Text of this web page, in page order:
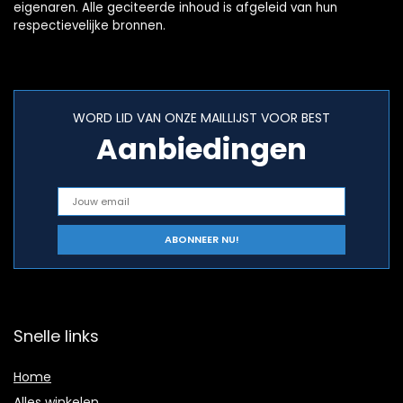
eigenaren. Alle geciteerde inhoud is afgeleid van hun
respectievelijke bronnen.
WORD LID VAN ONZE MAILLIJST VOOR BEST
Aanbiedingen
Snelle links
Home